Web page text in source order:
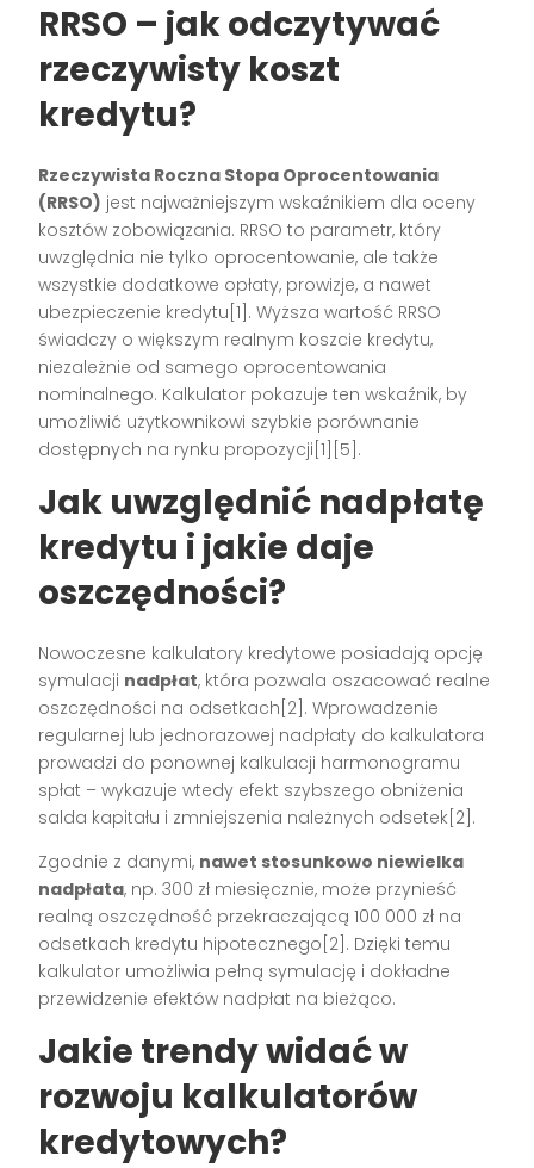
RRSO – jak odczytywać
rzeczywisty koszt
kredytu?
Rzeczywista Roczna Stopa Oprocentowania
(RRSO) jest najważniejszym wskaźnikiem dla oceny
kosztów zobowiązania. RRSO to parametr, który
uwzględnia nie tylko oprocentowanie, ale także
wszystkie dodatkowe opłaty, prowizje, a nawet
ubezpieczenie kredytu[1]. Wyższa wartość RRSO
świadczy o większym realnym koszcie kredytu,
niezależnie od samego oprocentowania
nominalnego. Kalkulator pokazuje ten wskaźnik, by
umożliwić użytkownikowi szybkie porównanie
dostępnych na rynku propozycji[1][5].
Jak uwzględnić nadpłatę
kredytu i jakie daje
oszczędności?
Nowoczesne kalkulatory kredytowe posiadają opcję
symulacji nadpłat, która pozwala oszacować realne
oszczędności na odsetkach[2]. Wprowadzenie
regularnej lub jednorazowej nadpłaty do kalkulatora
prowadzi do ponownej kalkulacji harmonogramu
spłat – wykazuje wtedy efekt szybszego obniżenia
salda kapitału i zmniejszenia należnych odsetek[2].
Zgodnie z danymi, nawet stosunkowo niewielka
nadpłata, np. 300 zł miesięcznie, może przynieść
realną oszczędność przekraczającą 100 000 zł na
odsetkach kredytu hipotecznego[2]. Dzięki temu
kalkulator umożliwia pełną symulację i dokładne
przewidzenie efektów nadpłat na bieżąco.
Jakie trendy widać w
rozwoju kalkulatorów
kredytowych?